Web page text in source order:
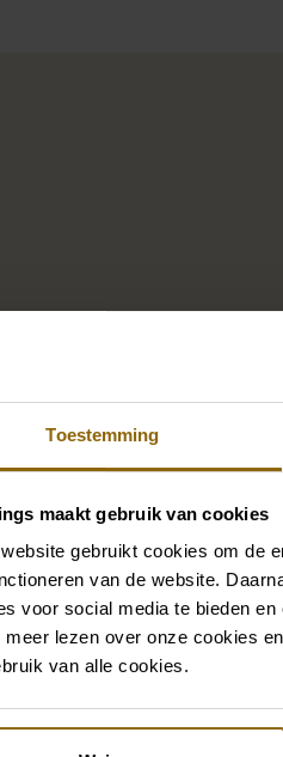
Toestemming
maakt gebruik van cookies
gebruikt cookies om de
van de website.
voor social media te bieden
meer lezen over onze cookies
van alle cookies.
26-30
Pinterest
Nicole